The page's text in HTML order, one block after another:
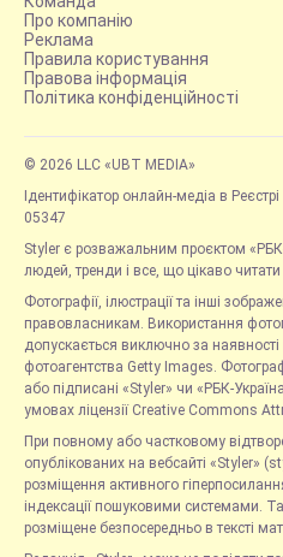
Про компанію
Реклама
Правила користування
Правова інформація
Політика конфіденційності
© 2026 LLC «UBT MEDIA»
Ідентифікатор онлайн-медіа в
05347
Styler є розважальним проєктом
людей, тренди і все, що цікаво
Фотографії, ілюстрації та інші
правовласникам. Використання
допускається виключно за
фотоагентства Getty Images.
або підписані «Styler» чи «РБК-
умовах ліцензії Creative Commons
При повному або частковому
опублікованих на вебсайті «Styler»
розміщення активного
індексації пошуковими системами.
розміщене безпосередньо в тексті